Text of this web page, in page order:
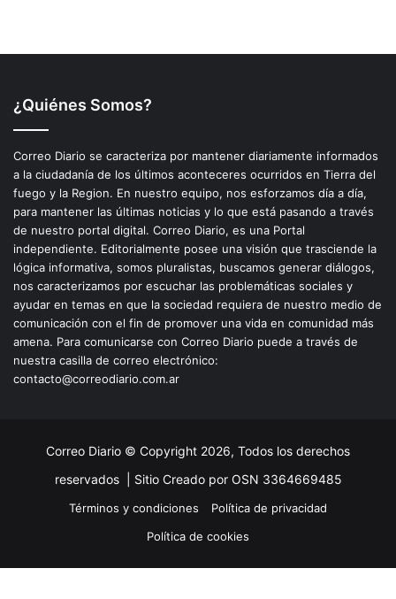
¿Quiénes Somos?
Correo Diario se caracteriza por mantener diariamente informados
a la ciudadanía de los últimos aconteceres ocurridos en Tierra del
fuego y la Region. En nuestro equipo, nos esforzamos día a día,
para mantener las últimas noticias y lo que está pasando a través
de nuestro portal digital. Correo Diario, es una Portal
independiente. Editorialmente posee una visión que trasciende la
lógica informativa, somos pluralistas, buscamos generar diálogos,
nos caracterizamos por escuchar las problemáticas sociales y
ayudar en temas en que la sociedad requiera de nuestro medio de
comunicación con el fin de promover una vida en comunidad más
amena. Para comunicarse con Correo Diario puede a través de
nuestra casilla de correo electrónico:
contacto@correodiario.com.ar
Correo Diario © Copyright 2026, Todos los derechos
reservados | Sitio Creado por OSN 3364669485
Términos y condiciones
Política de privacidad
Política de cookies